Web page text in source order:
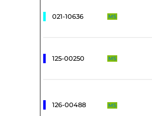
021-10636 MS
125-00250 MS
126-00488 MS